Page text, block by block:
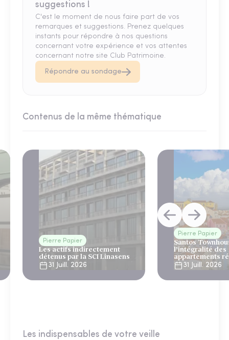
suggestions !
C'est le moment de nous faire part de vos
remarques et suggestions. Prenez quelques
instants pour répondre à nos questions
concernant votre expérience et vos attentes
concernant notre site Club Patrimoine.
Répondre au sondage
Contenus de la même thématique
Pierre Papier
Les actifs indirectement
détenus par la SCI Linasens
31 Juill. 2026
Pierre Papier
Santos
l’intégralité des
appartements
Lisbonne
31 Juill. 2026
Les indispensables de votre veille